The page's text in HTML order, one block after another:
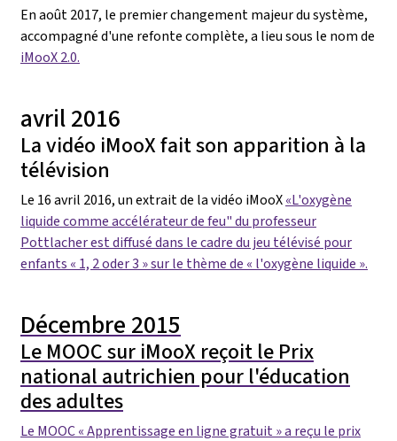
En août 2017, le premier changement majeur du système,
accompagné d'une refonte complète, a lieu sous le nom de
iMooX 2.0.
avril 2016
La vidéo iMooX fait son apparition à la
télévision
Le 16 avril 2016, un extrait de la vidéo iMooX«L'oxygène
liquide comme accélérateur de feu" du professeur
Pottlacher est diffusé dans le cadre du jeu télévisé pour
enfants « 1, 2 oder 3 » sur le thème de « l'oxygène liquide ».
Décembre 2015
Le MOOC sur iMooX reçoit le Prix
national autrichien pour l'éducation
des adultes
Le MOOC « Apprentissage en ligne gratuit » a reçu le prix